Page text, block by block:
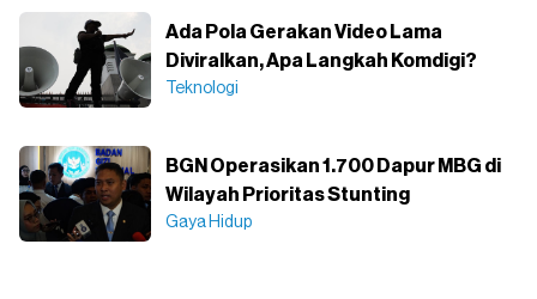
Ada Pola Gerakan Video Lama
Diviralkan, Apa Langkah Komdigi?
Teknologi
BGN Operasikan 1.700 Dapur MBG di
Wilayah Prioritas Stunting
Gaya Hidup